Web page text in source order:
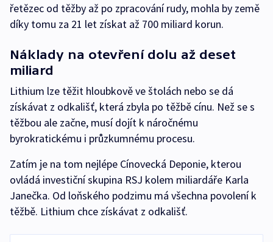
řetězec od těžby až po zpracování rudy, mohla by země
díky tomu za 21 let získat až 700 miliard korun.
Náklady na otevření dolu až deset
miliard
Lithium lze těžit hloubkově ve štolách nebo se dá
získávat z odkališť, která zbyla po těžbě cínu. Než se s
těžbou ale začne, musí dojít k náročnému
byrokratickému i průzkumnému procesu.
Zatím je na tom nejlépe Cínovecká Deponie, kterou
ovládá investiční skupina RSJ kolem miliardáře Karla
Janečka. Od loňského podzimu má všechna povolení k
těžbě. Lithium chce získávat z odkališť.